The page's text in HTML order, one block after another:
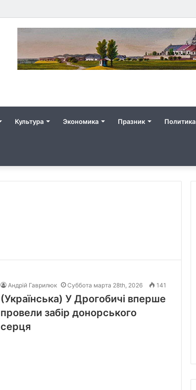
Культура Экономика Празник Политика
Андрій Гаврилюк Суббота марта 28th, 2026 141
(Українська) У Дрогобичі вперше
провели забір донорського
серця